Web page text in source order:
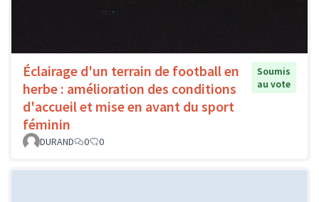
Éclairage d'un terrain de football en
herbe : amélioration des conditions
d'accueil et mise en avant du sport
féminin
Soumis
au vote
DURAND 0 0